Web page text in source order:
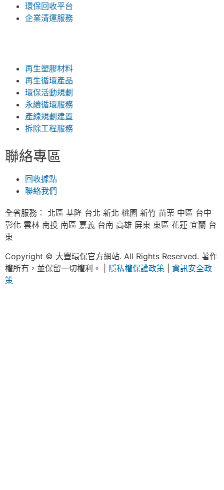
環保回收平台
企業清運服務
再生塑膠材料
再生循環產品
環保活動規劃
永續循環服務
產線規劃建置
拆除工程服務
聯絡專區
回收據點
聯絡我們
全省服務： 北區 基隆 台北 新北 桃園 新竹 苗栗 中區 台中
彰化 雲林 南投 南區 嘉義 台南 高雄 屏東 東區 花蓮 宜蘭 台
東
Copyright © 大豐環保官方網站. All Rights Reserved. 著作
權所有，並保留一切權利。 | 隱私權保護政策
資訊安全政
策